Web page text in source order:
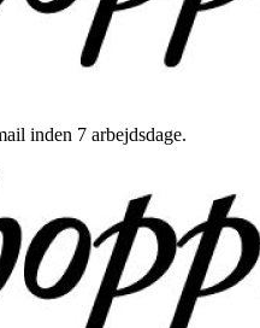
inden 7 arbejdsdage.